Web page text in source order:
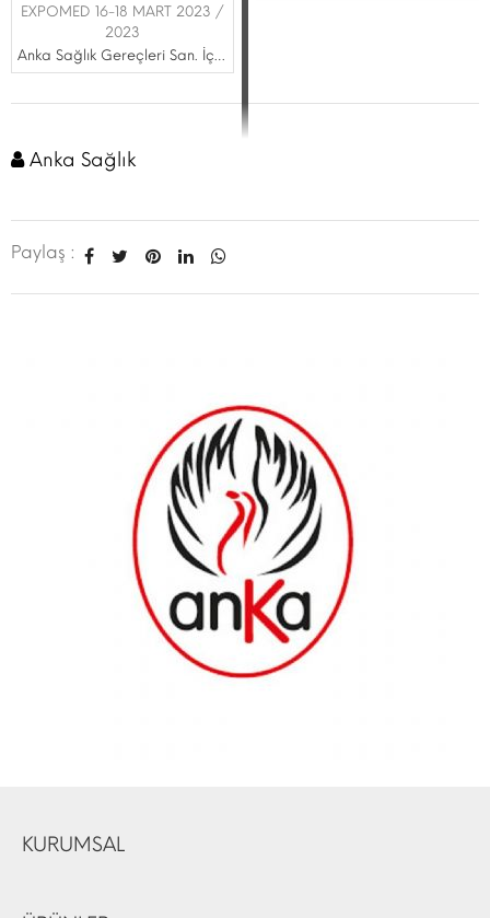
EXPOMED 16-18 MART 2023 /
2023
Anka Sağlık Gereçleri San. İç ve Dış Tic.Ltd.Şti
Anka Sağlık
Paylaş :
KURUMSAL